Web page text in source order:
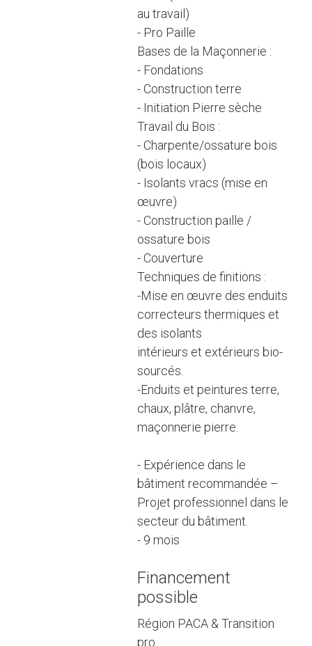
au travail)
- Pro Paille
Bases de la Maçonnerie :
- Fondations
- Construction terre
- Initiation Pierre sèche
Travail du Bois :
- Charpente/ossature bois
(bois locaux)
- Isolants vracs (mise en
œuvre)
- Construction paille /
ossature bois
- Couverture
Techniques de finitions :
-Mise en œuvre des enduits
correcteurs thermiques et
des isolants
intérieurs et extérieurs bio-
sourcés.
-Enduits et peintures terre,
chaux, plâtre, chanvre,
maçonnerie pierre.
- Expérience dans le
bâtiment recommandée –
Projet professionnel dans le
secteur du bâtiment.
- 9 mois
Financement
possible
Région PACA & Transition
pro